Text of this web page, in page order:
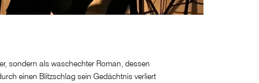
sondern als waschechter Roman, dessen
einen Blitzschlag sein Gedächtnis verliert